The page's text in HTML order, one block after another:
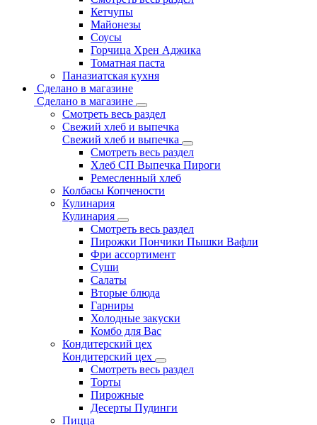
Кетчупы
Майонезы
Соусы
Горчица Хрен Аджика
Томатная паста
Паназиатская кухня
Сделано в магазине
Сделано в магазине
Смотреть весь раздел
Свежий хлеб и выпечка
Свежий хлеб и выпечка
Смотреть весь раздел
Хлеб СП Выпечка Пироги
Ремесленный хлеб
Колбасы Копчености
Кулинария
Кулинария
Смотреть весь раздел
Пирожки Пончики Пышки Вафли
Фри ассортимент
Суши
Салаты
Вторые блюда
Гарниры
Холодные закуски
Комбо для Вас
Кондитерский цех
Кондитерский цех
Смотреть весь раздел
Торты
Пирожные
Десерты Пудинги
Пицца